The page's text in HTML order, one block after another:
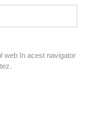
web în acest navigator